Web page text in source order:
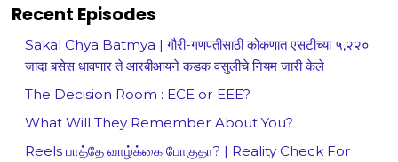
Recent Episodes
Sakal Chya Batmya | गौरी-गणपतीसाठी कोकणात एसटीच्या ५,२२०
जादा बसेस धावणार ते आरबीआयने कडक वसुलीचे नियम जारी केले
The Decision Room : ECE or EEE?
What Will They Remember About You?
Reels பாத்தே வாழ்க்கை போகுதா? | Reality Check For